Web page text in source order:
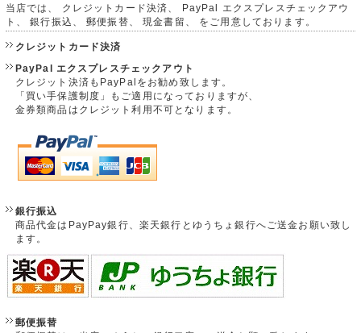
当店では、 クレジットカード決済、 PayPal エクスプレスチェックアウ
ト、 銀行振込、 郵便振替、 現金書留、 をご用意しております。
クレジットカード決済
PayPal エクスプレスチェックアウト
クレジット決済もPayPalをお勧め致します。
「買い手保護制度」もご適用になっておりますが、
金券類商品はクレジット利用不可となります。
銀行振込
商品代金はPayPay銀行、楽天銀行とゆうちょ銀行へご送金お願い致し
ます。
郵便振替